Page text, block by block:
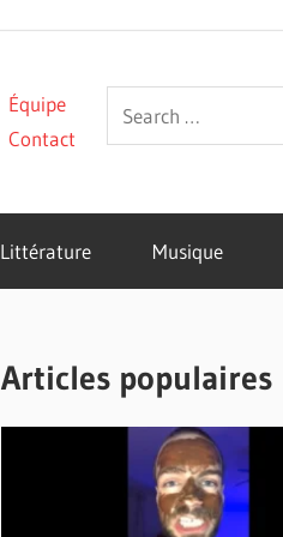
Search
for:
Équipe
Contact
Littérature Musique
Articles populaires